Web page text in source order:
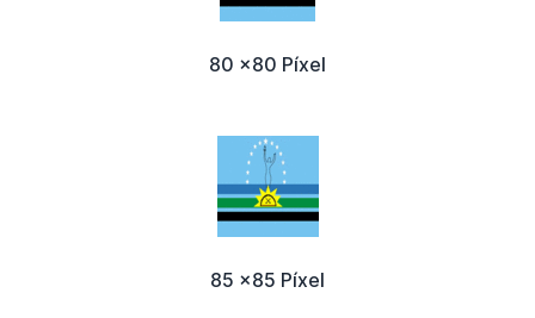
80 x80 Píxel
85 x85 Píxel